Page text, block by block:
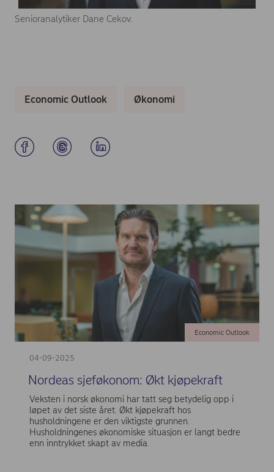
Senioranalytiker Dane Cekov.
Economic Outlook Økonomi
04-09-2025
Economic Outlook
Nordeas sjeføkonom: Økt kjøpekraft
Veksten i norsk økonomi har tatt seg betydelig opp i
løpet av det siste året. Økt kjøpekraft hos
husholdningene er den viktigste grunnen.
Husholdningenes økonomiske situasjon er langt bedre
enn inntrykket skapt av media.